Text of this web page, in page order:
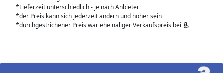
*Lieferzeit unterschiedlich - je nach Anbieter
*der Preis kann sich jederzeit ändern und höher sein
*durchgestrichener Preis war ehemaliger Verkaufspreis bei